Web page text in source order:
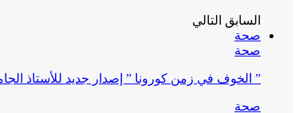
السابق التالي
صحة
صحة
” الخوف في زمن كورونا ” إصدار جديد للأستاذ
صحة